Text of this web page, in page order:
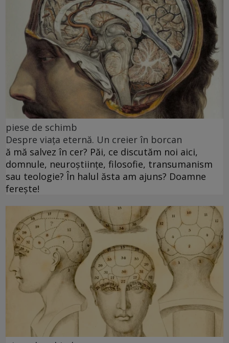
piese de schimb
Despre viața eternă. Un creier în borcan
ă mă salvez în cer? Păi, ce discutăm noi aici,
domnule, neuroștiințe, filosofie, transumanism
sau teologie? În halul ăsta am ajuns? Doamne
ferește!